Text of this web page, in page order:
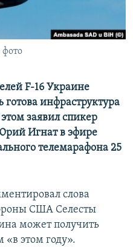
фото
F-16 Украине
инфраструктура
заявил спикер
Игнат в эфире
телемарафона 25
слова
США Селесты
может получить
«в этом году».